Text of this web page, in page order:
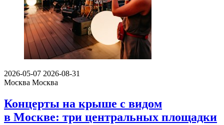
2026-05-07 2026-08-31
Москва Москва
Концерты на крыше с видом
в Москве: три центральных площадки